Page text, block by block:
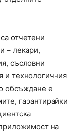
отчетени
– лекари,
съсловни
и технологичния
обсъждане е
гарантирайки
на